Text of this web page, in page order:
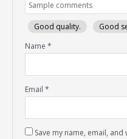
Good quality. Good
Name*
Email*
Save my name, email,